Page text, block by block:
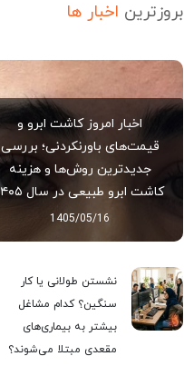
بروزترین اخبار ها
اخبار امروز کاشت ابرو و
قیمت‌های باورنکردنی؛ بررسی
جدیدترین روش‌ها و هزینه
کاشت ابرو طبیعی در سال ۱۴۰۵
1405/05/16
نشستن طولانی یا کار
سنگین؟ کدام مشاغل
بیشتر به بیماری‌های
مقعدی مبتلا می‌شوند؟